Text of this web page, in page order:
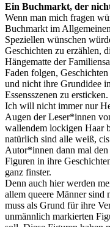
Ein Buchmarkt, der
Wenn man mich fragen
Buchmarkt im
Speziellen wünschen
Geschichten zu erzählen,
Hängematte der
Faden folgen,
und nicht ihre Grundidee
Essensszenen zu ersticken.
Ich will nicht immer nur
Augen der Leser*innen
wallendem lockigen Haar
natürlich sind alle weiß,
Autor*innen dann mal
Figuren in ihre
ganz finster.
Denn auch hier werden
allem queere Männer sind
muss als Grund für ihre
unmännlich markierten